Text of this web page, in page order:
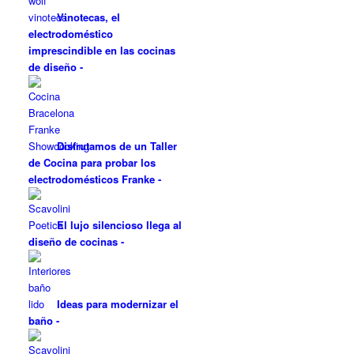
Vinotecas, el
electrodoméstico
imprescindible en las cocinas
de diseño -
Disfrutamos de un Taller
de Cocina para probar los
electrodomésticos Franke -
El lujo silencioso llega al
diseño de cocinas -
Ideas para modernizar el
baño -